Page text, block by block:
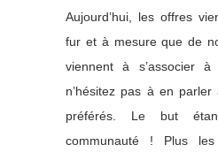
Aujourd’hui, les offres
fur et à mesure que de
viennent à s’associer à
n’hésitez pas à en
préférés. Le but
communauté ! Plus les